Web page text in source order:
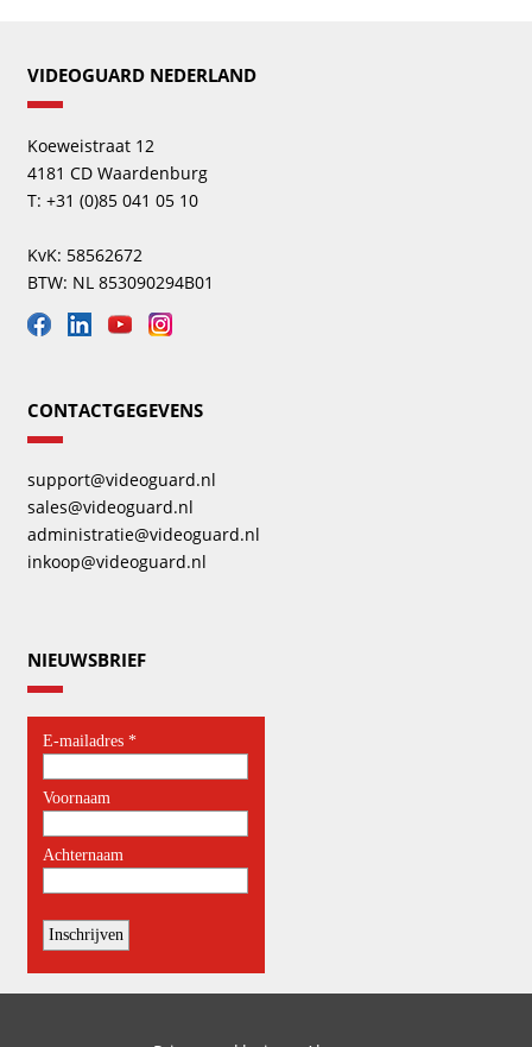
VIDEOGUARD NEDERLAND
Koeweistraat 12
4181 CD Waardenburg
T: +31 (0)85 041 05 10
KvK: 58562672
BTW: NL 853090294B01
CONTACTGEGEVENS
support@videoguard.nl
sales@videoguard.nl
administratie@videoguard.nl
inkoop@videoguard.nl
NIEUWSBRIEF